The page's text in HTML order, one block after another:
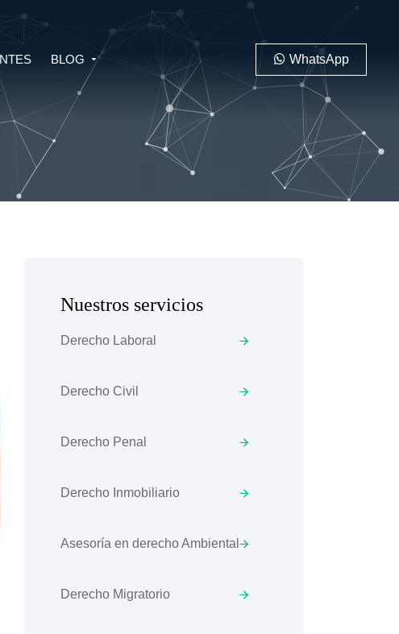
Y
E IA
MINERO
BLOG
PENAL
LABORAL
WhatsApp
Nuestros servicios
Derecho Laboral
Derecho Civil
Derecho Penal
Derecho Inmobiliario
Asesoría en derecho Ambiental
Derecho Migratorio